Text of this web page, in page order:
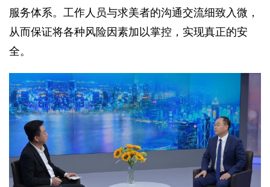
服务体系。工作人员与求美者的沟通交流细致入微，
从而保证将各种风险因素加以掌控，实现真正的安
全。